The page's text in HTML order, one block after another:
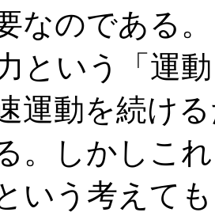
なのである
という「運
運動を続け
。しかしこ
いう考えて